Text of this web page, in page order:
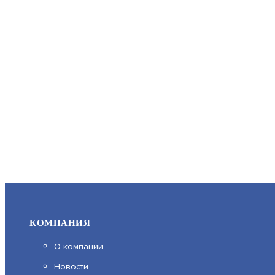
КОМПАНИЯ
О компании
Новости